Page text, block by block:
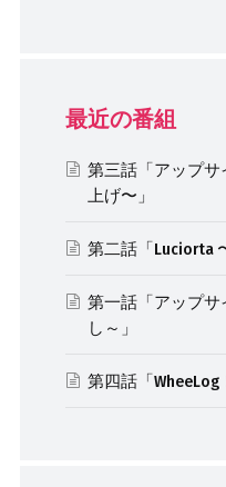
最近の番組
第三話「アップ
上げ〜」
第二話「Luciorta
第一話「アップ
し～」
第四話「WheeLog